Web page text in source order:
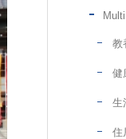
教
健
生
住